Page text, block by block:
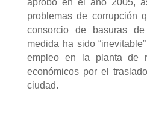
aprobó en el año 2005,
problemas de corrupción
consorcio de basuras
medida ha sido
empleo en la planta de
económicos por el
ciudad.